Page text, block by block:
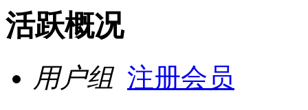
活跃概况
用户组 注册会员